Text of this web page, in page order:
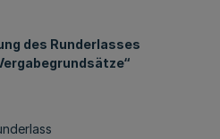
des Runderlasses